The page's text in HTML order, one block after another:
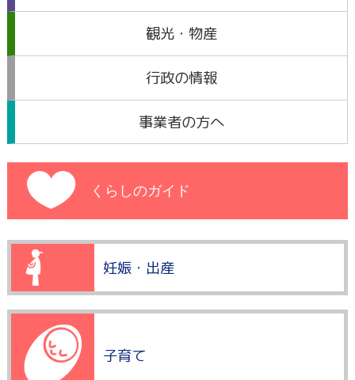
観光・物産
行政の情報
事業者の方へ
くらしのガイド
妊娠・出産
子育て